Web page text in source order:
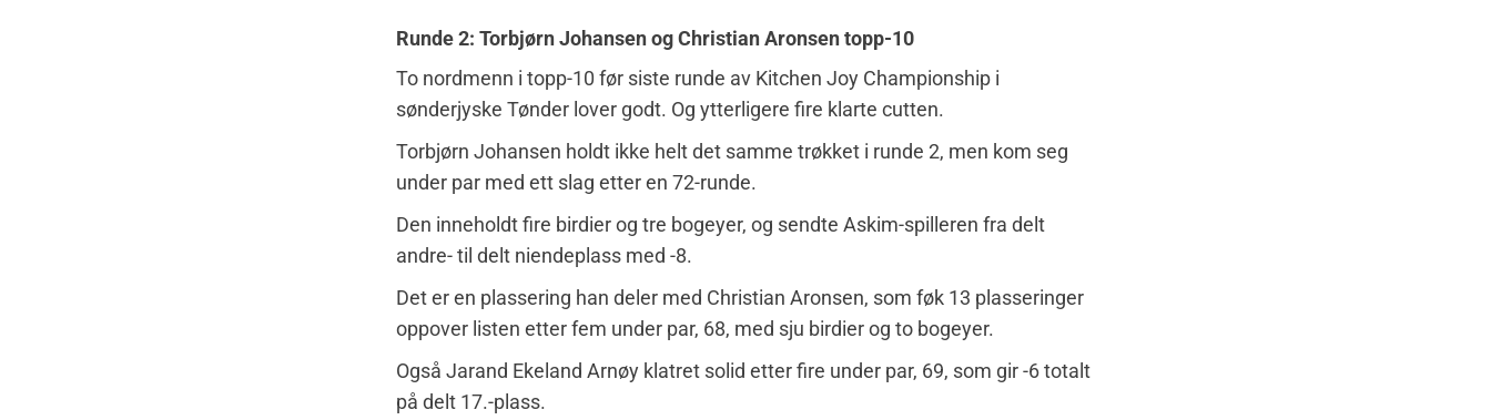
Runde 2: Torbjørn Johansen og Christian Aronsen topp-10
To nordmenn i topp-10 før siste runde av Kitchen Joy Championship i
sønderjyske Tønder lover godt. Og ytterligere fire klarte cutten.
Torbjørn Johansen holdt ikke helt det samme trøkket i runde 2, men kom seg
under par med ett slag etter en 72-runde.
Den inneholdt fire birdier og tre bogeyer, og sendte Askim-spilleren fra delt
andre- til delt niendeplass med -8.
Det er en plassering han deler med Christian Aronsen, som føk 13 plasseringer
oppover listen etter fem under par, 68, med sju birdier og to bogeyer.
Også Jarand Ekeland Arnøy klatret solid etter fire under par, 69, som gir -6 totalt
på delt 17.-plass.